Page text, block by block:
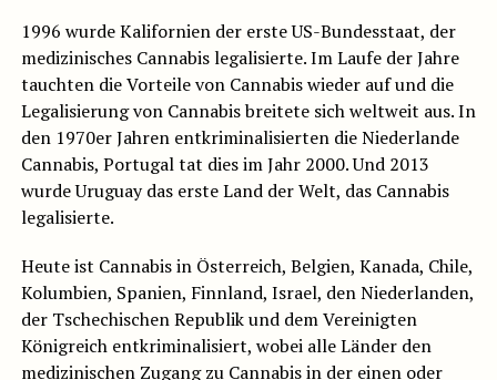
1996 wurde Kalifornien der erste US-Bundesstaat, der
medizinisches Cannabis legalisierte. Im Laufe der Jahre
tauchten die Vorteile von Cannabis wieder auf und die
Legalisierung von Cannabis breitete sich weltweit aus. In
den 1970er Jahren entkriminalisierten die Niederlande
Cannabis, Portugal tat dies im Jahr 2000. Und 2013
wurde Uruguay das erste Land der Welt, das Cannabis
legalisierte.
Heute ist Cannabis in Österreich, Belgien, Kanada, Chile,
Kolumbien, Spanien, Finnland, Israel, den Niederlanden,
der Tschechischen Republik und dem Vereinigten
Königreich entkriminalisiert, wobei alle Länder den
medizinischen Zugang zu Cannabis in der einen oder